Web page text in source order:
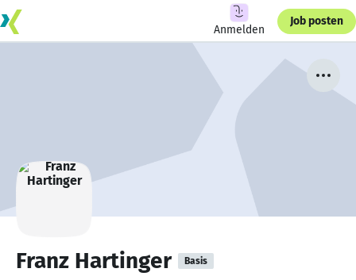
Anmelden
Job posten
Franz Hartinger Basis